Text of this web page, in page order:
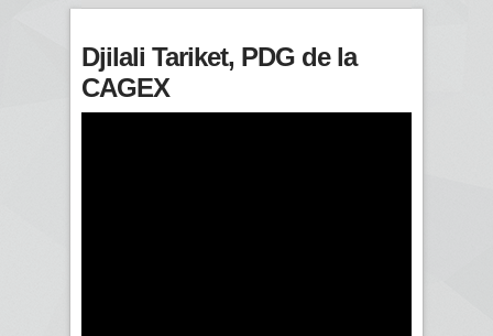
Djilali Tariket, PDG de la
CAGEX